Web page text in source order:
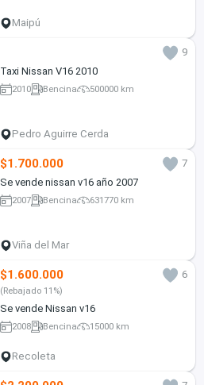
Maipú
9
Taxi Nissan V16 2010
2010 Bencina 500000 km
Pedro Aguirre Cerda
$1.700.000
7
Se vende nissan v16 año 2007
2007 Bencina 631770 km
Viña del Mar
$1.600.000 6
(Rebajado 11%)
Se vende Nissan v16
2008 Bencina 15000 km
Recoleta